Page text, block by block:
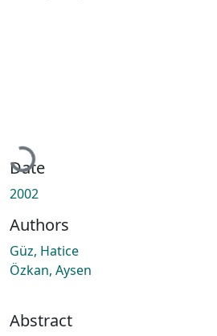
Loading...
Date
2002
Authors
Güz, Hatice
Özkan, Aysen
Abstract